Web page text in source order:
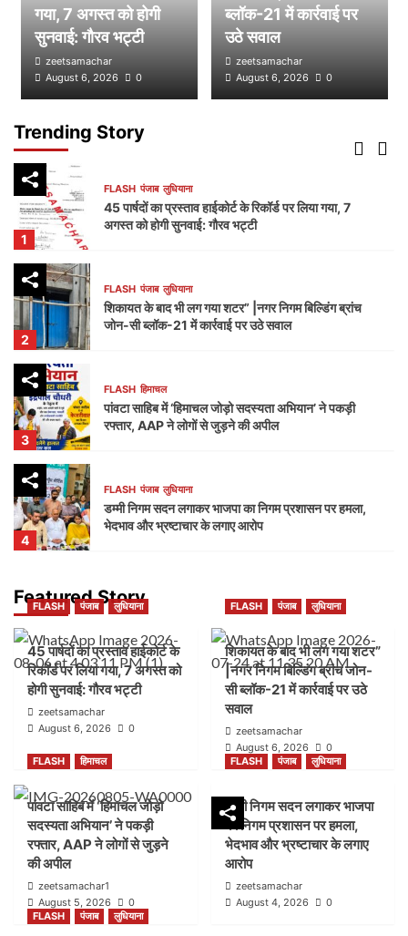
गया, 7 अगस्त को होगी
सुनवाई: गौरव भट्टी
zeetsamachar
August 6, 2026
0
ब्लॉक-21 में कार्रवाई पर
उठे सवाल
zeetsamachar
August 6, 2026
0
Trending Story
डम्मी निगम सदन लगाकर भाजपा का निगम प्रशासन पर हमला,
भेदभाव और भ्रष्टाचार के लगाए आरोप
5
प्लॉटिंग पर गहराए सवाल
1
FLASH पंजाब लुधियाना
45 पार्षदों का प्रस्ताव हाईकोर्ट के रिकॉर्ड पर लिया गया, 7
अगस्त को होगी सुनवाई: गौरव भट्टी
2
FLASH पंजाब लुधियाना
शिकायत के बाद भी लग गया शटर” |नगर निगम बिल्डिंग ब्रांच
जोन-सी ब्लॉक-21 में कार्रवाई पर उठे सवाल
3
FLASH हिमाचल
पांवटा साहिब में ‘हिमाचल जोड़ो सदस्यता अभियान’ ने पकड़ी
रफ्तार, AAP ने लोगों से जुड़ने की अपील
4
FLASH पंजाब लुधियाना
डम्मी निगम सदन लगाकर भाजपा का निगम प्रशासन पर हमला,
भेदभाव और भ्रष्टाचार के लगाए आरोप
5
FLASH
नक्शा भी आया सामने” | ब्लॉक-37 में 2000 गज की कथित
FLASH पंजाब
45 पार्षदों का प्रस्ताव हाईकोर्ट के रिकॉर्ड पर लिया गया, 7
अगस्त को होगी सुनवाई: गौरव भट्टी
2
FLASH पंजाब लुधियाना
शिकायत के बाद भी लग गया शटर” |नगर निगम बिल्डिंग ब्रांच
जोन-सी ब्लॉक-21 में कार्रवाई पर उठे सवाल
FLASH
पांवटा साहिब में ‘हिमाचल जोड़ो सदस्यता अभियान’ ने पकड़ी
रफ्तार, AAP ने लोगों से जुड़ने की अपील
Featured Story
FLASH पंजाब लुधियाना
45 पार्षदों का प्रस्ताव हाईकोर्ट के
रिकॉर्ड पर लिया गया, 7 अगस्त को
होगी सुनवाई: गौरव भट्टी
zeetsamachar
August 6, 2026
0
FLASH पंजाब लुधियाना
शिकायत के बाद भी लग गया शटर”
|नगर निगम बिल्डिंग ब्रांच जोन-
सी ब्लॉक-21 में कार्रवाई पर उठे
सवाल
zeetsamachar
August 6, 2026
0
FLASH
हिमाचल
पांवटा साहिब में ‘हिमाचल जोड़ो
सदस्यता अभियान’ ने पकड़ी
रफ्तार, AAP ने लोगों से जुड़ने
की अपील
zeetsamachar1
August 5, 2026
0
FLASH पंजाब लुधियाना
डम्मी निगम सदन लगाकर भाजपा
का निगम प्रशासन पर हमला,
भेदभाव और भ्रष्टाचार के लगाए
आरोप
zeetsamachar
August 4, 2026
0
FLASH
पंजाब लुधियाना